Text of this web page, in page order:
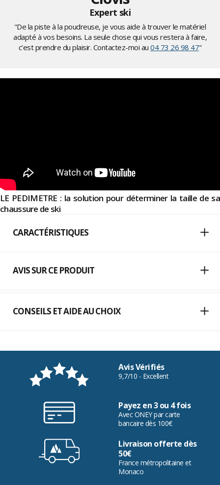
Expert ski
"De la piste à la poudreuse, je vous aide à trouver le matériel
adapté à vos besoins. La seule chose qui vous restera à faire,
c’est prendre du plaisir. Contactez-moi au 04 73 26 98 47"
LE PEDIMETRE : la solution pour déterminer la taille de sa
chaussure de ski
CARACTÉRISTIQUES
AVIS SUR CE PRODUIT
CONSEILS ET AIDE AU CHOIX
Avis Vérifiés
9,7/10 - Excellent
Payez en 3 ou 4 fois
Avec ONEY par carte
bancaire dès 100€
Livraison offerte dès
50€
France métropolitaine et
Monaco